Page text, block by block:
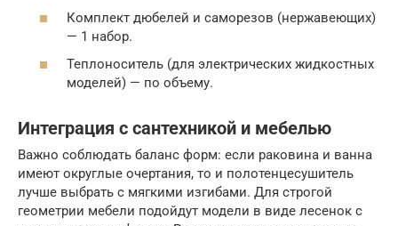
Комплект дюбелей и саморезов (нержавеющих)
— 1 набор.
Теплоноситель (для электрических жидкостных
моделей) — по объему.
Интеграция с сантехникой и мебелью
Важно соблюдать баланс форм: если раковина и ванна
имеют округлые очертания, то и полотенцесушитель
лучше выбрать с мягкими изгибами. Для строгой
геометрии мебели подойдут модели в виде лесенок с